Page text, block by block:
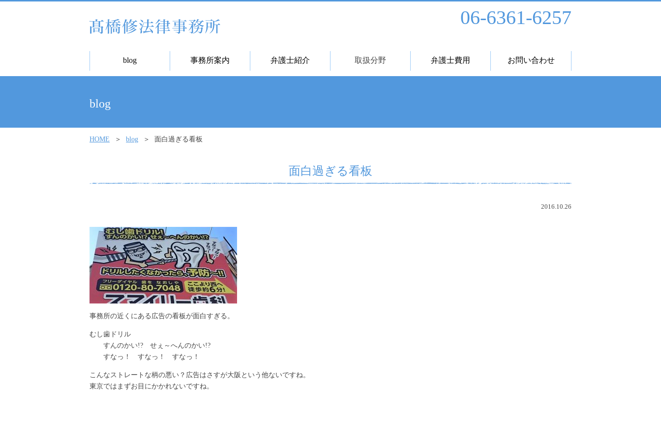
06-6361-6257
blog 事務所案内 弁護士紹介 取扱分野 弁護士費用 お問い合わせ
blog
HOME blog 面白過ぎる看板
面白過ぎる看板
2016.10.26
事務所の近くにある広告の看板が面白すぎる。
むし歯ドリル
すんのかい!? せぇ～へんのかい!?
すなっ！ すなっ！ すなっ！
こんなストレートな柄の悪い？広告はさすが大阪という他ないですね。
東京ではまずお目にかかれないですね。